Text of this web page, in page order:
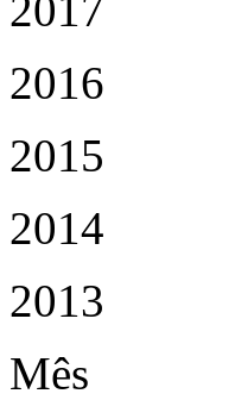
2016
2015
2014
2013
Mês